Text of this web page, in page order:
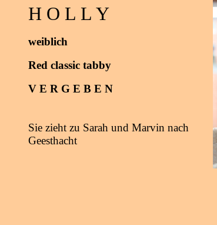
H O L L Y
weiblich
Red classic tabby
V E R G E B E N
Sie zieht zu Sarah und Marvin nach
Geesthacht